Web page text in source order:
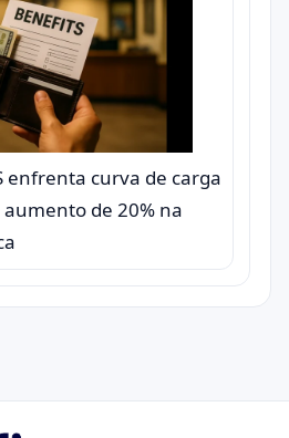
enfrenta curva de carga
de 20% na